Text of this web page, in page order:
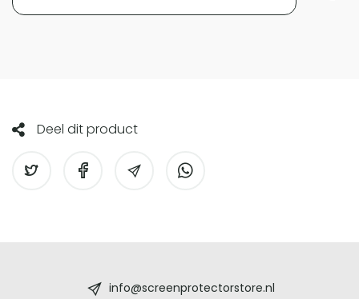
Deel dit product
info@screenprotectorstore.nl